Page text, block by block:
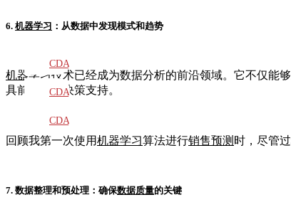
6. 机器学习 ：从数据中发现模式和趋势
机器学习技术已经成为数据分析的前沿领域。它不仅能
具前瞻性的决策支持。
回顾我第一次使用机器学习算法进行销售预测 时，尽管
7. 数据整理和预处理：确保数据质量的关键
CDA
教材
CDA
题库
CDA
大纲